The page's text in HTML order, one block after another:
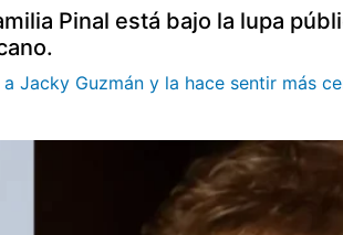
Pinal está bajo la lupa
Jacky Guzmán y la hace sentir más